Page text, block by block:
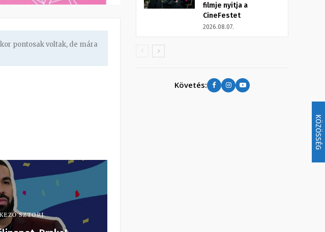
KÖZÖSSÉG
pontosak voltak, de mára
SZTORI
filmje nyitja a
CineFestet
2026.08.07.
Követés: